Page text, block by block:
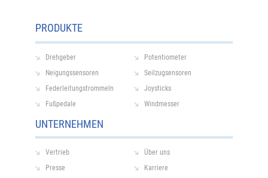
PRODUKTE
UNTERNEHMEN
Drehgeber
Potentiometer
Neigungssensoren
Seilzugsensoren
Federleitungstrommeln
Joysticks
Fußpedale
Windmesser
Vertrieb
Über uns
Presse
Karriere